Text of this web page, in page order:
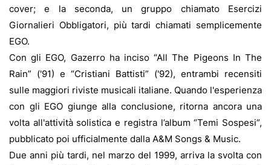
cover; e la seconda, un gruppo chiamato Esercizi
Giornalieri Obbligatori, più tardi chiamati semplicemente
EGO.
Con gli EGO, Gazerro ha inciso “All The Pigeons In The
Rain” ('91) e “Cristiani Battisti” ('92), entrambi recensiti
sulle maggiori riviste musicali italiane. Quando l'esperienza
con gli EGO giunge alla conclusione, ritorna ancora una
volta all'attività solistica e registra l’album “Temi Sospesi”,
pubblicato poi ufficialmente dalla A&M Songs & Music.
Due anni più tardi, nel marzo del 1999, arriva la svolta con